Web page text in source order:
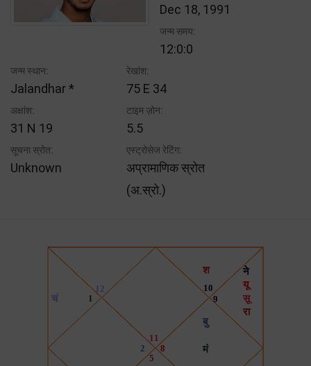
Dec 18, 1991
जन्म समय:
12:0:0
जन्म स्थान:
Jalandhar *
रेखांश:
75 E 34
अक्षांश:
31 N 19
टाइम ज़ोन:
5.5
सूचना स्रोत:
Unknown
एस्ट्रोसेज रेटिंग:
अप्रामाणिक स्रोत
(अ.स्रो.)